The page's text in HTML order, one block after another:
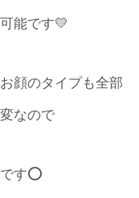
能です💛
顔のタイプも全部
なので
す⭕️